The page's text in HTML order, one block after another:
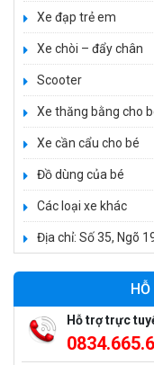
Xe đạp trẻ em
Xe chòi – đẩy chân
Scooter
Xe thăng bằng cho
Xe cần cẩu cho bé
Đồ dùng của bé
Các loại xe khác
Địa chỉ: Số 35, Ngõ
Hỗ trợ trực
Xe
Xe
Xe